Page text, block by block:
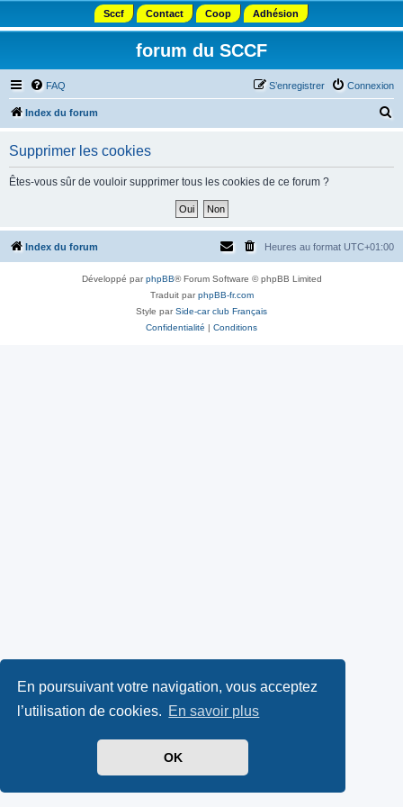
En poursuivant votre navigation, vous acceptez
l’utilisation de cookies. En savoir plus
OK
Sccf Contact Coop Adhésion
forum du SCCF
FAQ Connexion
S’enregistrer
Index du forum
h
Supprimer les cookies
Êtes-vous sûr de vouloir supprimer tous les cookies de ce forum ?
Index du forum Heures au format UTC+01:00
Développé parphpBB® Forum Software © phpBB Limited
Traduit parphpBB-fr.com
Style parSide-car club Français
Confidentialité | Conditions